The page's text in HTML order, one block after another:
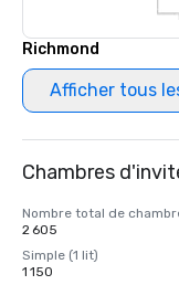
Richmond
Afficher tous
Chambres
Nombre total de
2 605
Simple (1 lit)
1 150